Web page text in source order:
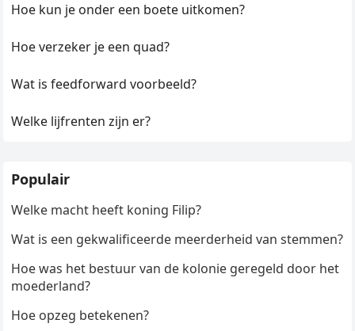
Hoe kun je onder een boete uitkomen?
Hoe verzeker je een quad?
Wat is feedforward voorbeeld?
Welke lijfrenten zijn er?
Populair
Welke macht heeft koning Filip?
Wat is een gekwalificeerde meerderheid van stemmen?
Hoe was het bestuur van de kolonie geregeld door het
moederland?
Hoe opzeg betekenen?